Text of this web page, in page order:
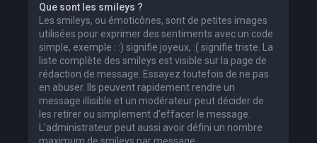
Que sont les smileys ?
Les smileys, ou émoticônes, sont de petites images
utilisées pour exprimer des sentiments avec un code
simple, exemple : :) signifie joyeux, :( signifie triste. La
liste complète des smileys est visible sur la page de
rédaction de message. Essayez toutefois de ne pas
en abuser. Ils peuvent rapidement rendre un
message illisible et un modérateur peut décider de
les retirer ou simplement d’effacer le message.
L’administrateur peut aussi avoir défini un nombre
maximum de smileys par message.